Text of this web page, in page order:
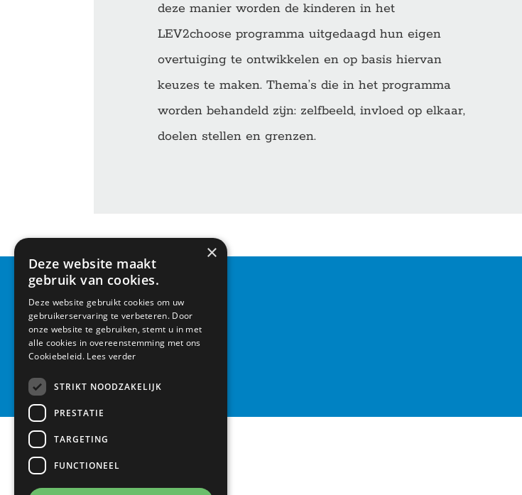
deze manier worden de kinderen in het
LEV2choose programma uitgedaagd hun eigen
overtuiging te ontwikkelen en op basis hiervan
keuzes te maken. Thema’s die in het programma
worden behandeld zijn: zelfbeeld, invloed op elkaar,
doelen stellen en grenzen.
Nieuws
CONTACT
Basisschool Vroonestein
Lohengrinhof 15-17
3438 RA Nieuwegein
info@vroonestein.nl
×
Deze website maakt
gebruik van cookies.
Deze website gebruikt cookies om uw
gebruikerservaring te verbeteren. Door
onze website te gebruiken, stemt u in met
alle cookies in overeenstemming met ons
Cookiebeleid. Lees verder
STRIKT NOODZAKELIJK
PRESTATIE
TARGETING
FUNCTIONEEL